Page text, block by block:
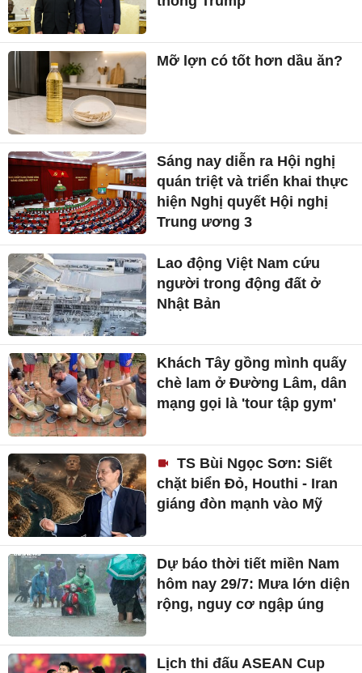
Mỡ lợn có tốt hơn dầu ăn?
Sáng nay diễn ra Hội nghị
quán triệt và triển khai thực
hiện Nghị quyết Hội nghị
Trung ương 3
Lao động Việt Nam cứu
người trong động đất ở
Nhật Bản
Khách Tây gồng mình quấy
chè lam ở Đường Lâm, dân
mạng gọi là 'tour tập gym'
TS Bùi Ngọc Sơn: Siết
chặt biển Đỏ, Houthi - Iran
giáng đòn mạnh vào Mỹ
Dự báo thời tiết miền Nam
hôm nay 29/7: Mưa lớn diện
rộng, nguy cơ ngập úng
Lịch thi đấu ASEAN Cup